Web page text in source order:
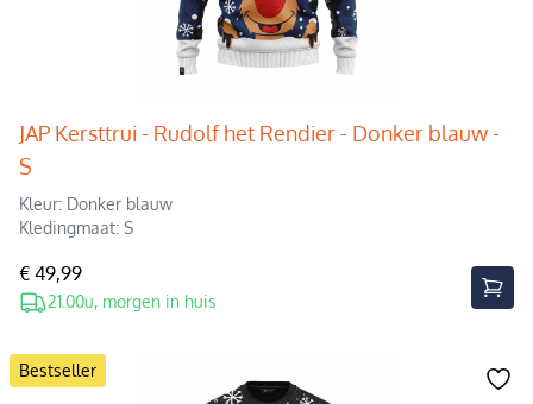
JAP Kersttrui - Rudolf het Rendier - Donker blauw -
S
Kleur: Donker blauw
Kledingmaat: S
€ 49,99
21.00u, morgen in huis
Bestseller